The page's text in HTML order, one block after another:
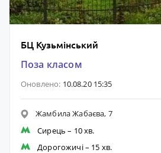
БЦ Кузьмінський
Поза класом
Оновлено: 10.08.20 15:35
Жамбила Жабаєва, 7
Сирець – 10 хв.
Дорогожичі– 15 хв.